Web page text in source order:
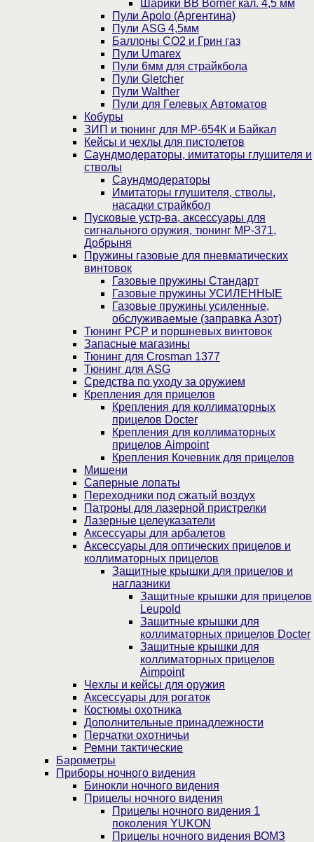
Шарики BB Borner кал. 4,5 мм
Пули Apolo (Аргентина)
Пули ASG 4,5мм
Баллоны CO2 и Грин газ
Пули Umarex
Пули 6мм для страйкбола
Пули Gletcher
Пули Walther
Пули для Гелевых Автоматов
Кобуры
ЗИП и тюнинг для МР-654К и Байкал
Кейсы и чехлы для пистолетов
Саундмодераторы, имитаторы глушителя и
стволы
Саундмодераторы
Имитаторы глушителя, стволы,
насадки страйкбол
Пусковые устр-ва, аксессуары для
сигнального оружия, тюнинг МР-371,
Добрыня
Пружины газовые для пневматических
винтовок
Газовые пружины Стандарт
Газовые пружины УСИЛЕННЫЕ
Газовые пружины усиленные,
обслуживаемые (заправка Азот)
Тюнинг PCP и поршневых винтовок
Запасные магазины
Тюнинг для Crosman 1377
Тюнинг для ASG
Средства по уходу за оружием
Крепления для прицелов
Крепления для коллиматорных
прицелов Docter
Крепления для коллиматорных
прицелов Aimpoint
Крепления Кочевник для прицелов
Мишени
Саперные лопаты
Переходники под сжатый воздух
Патроны для лазерной пристрелки
Лазерные целеуказатели
Аксессуары для арбалетов
Аксессуары для оптических прицелов и
коллиматорных прицелов
Защитные крышки для прицелов и
наглазники
Защитные крышки для прицелов
Leupold
Защитные крышки для
коллиматорных прицелов Docter
Защитные крышки для
коллиматорных прицелов
Aimpoint
Чехлы и кейсы для оружия
Аксессуары для рогаток
Костюмы охотника
Дополнительные принадлежности
Перчатки охотничьи
Ремни тактические
Барометры
Приборы ночного видения
Бинокли ночного видения
Прицелы ночного видения
Прицелы ночного видения 1
поколения YUKON
Прицелы ночного видения ВОМЗ